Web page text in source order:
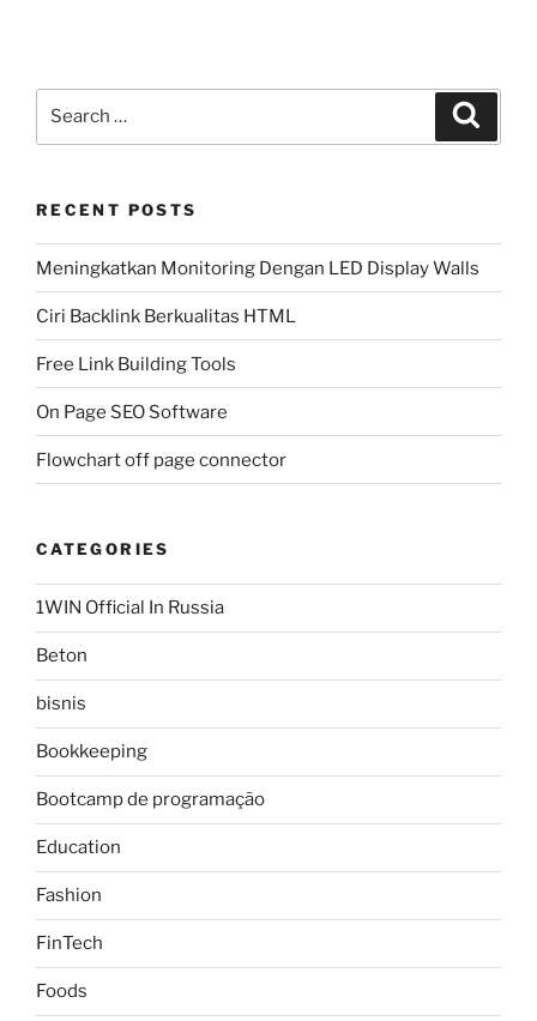
RECENT POSTS
Meningkatkan Monitoring Dengan LED Display Walls
Ciri Backlink Berkualitas HTML
Free Link Building Tools
On Page SEO Software
Flowchart off page connector
CATEGORIES
1WIN Official In Russia
Beton
bisnis
Bookkeeping
Bootcamp de programação
Education
Fashion
FinTech
Foods